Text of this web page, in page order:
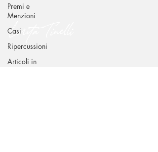
Premi e
Menzioni
Casi
Ripercussioni
Articoli in
Lorita Tinelli
CONTATTI